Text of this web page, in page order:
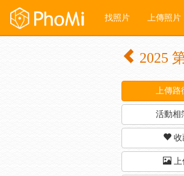
找照片 上傳照片
2025
上傳路
活動相
收
上